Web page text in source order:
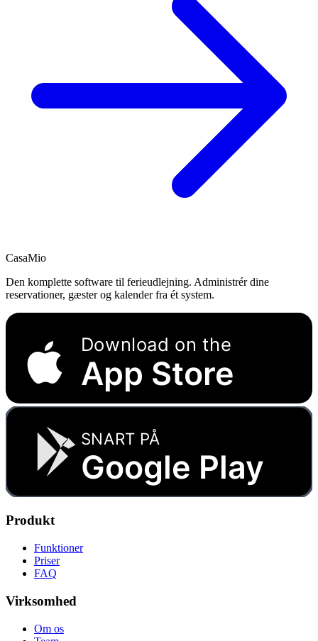
CasaMio
Den komplette software til ferieudlejning. Administrér dine
reservationer, gæster og kalender fra ét system.
Download on the
App Store
SNART PÅ
Google Play
Produkt
Funktioner
Priser
FAQ
Virksomhed
Om os